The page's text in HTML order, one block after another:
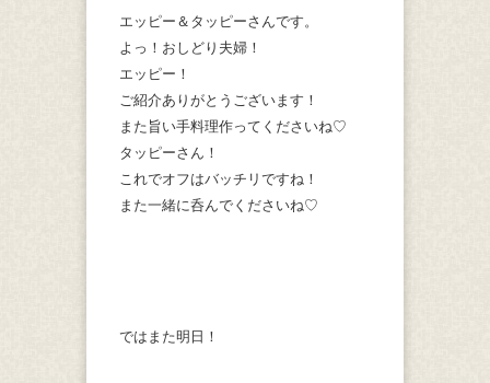
エッピー＆タッピーさんです。
よっ！おしどり夫婦！
エッピー！
ご紹介ありがとうございます！
また旨い手料理作ってくださいね♡
タッピーさん！
これでオフはバッチリですね！
また一緒に呑んでくださいね♡
ではまた明日！